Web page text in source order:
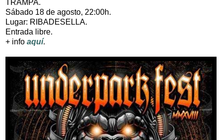
TRAMPA.
Sábado 18 de agosto, 22:00h.
Lugar: RIBADESELLA.
Entrada libre.
+ info aquí.